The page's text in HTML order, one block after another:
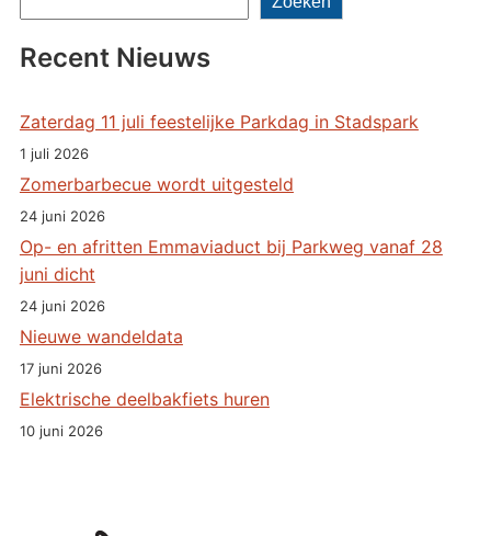
Recent Nieuws
Zaterdag 11 juli feestelijke Parkdag in Stadspark
1 juli 2026
Zomerbarbecue wordt uitgesteld
24 juni 2026
Op- en afritten Emmaviaduct bij Parkweg vanaf 28
juni dicht
24 juni 2026
Nieuwe wandeldata
17 juni 2026
Elektrische deelbakfiets huren
10 juni 2026